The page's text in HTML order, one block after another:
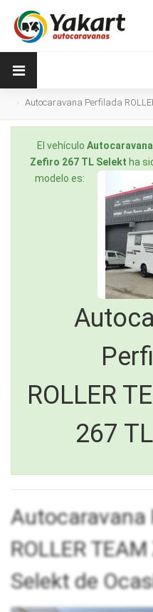
Autocaravana Perfilada
El vehículo Autocaravana
Zefiro 267 TL Selekt ha
modelo es:
ROLLER
267
Autocaravana
ROLLER
Selekt de